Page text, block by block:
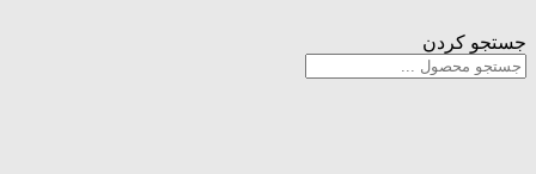
به
محتوا
جستجو کردن